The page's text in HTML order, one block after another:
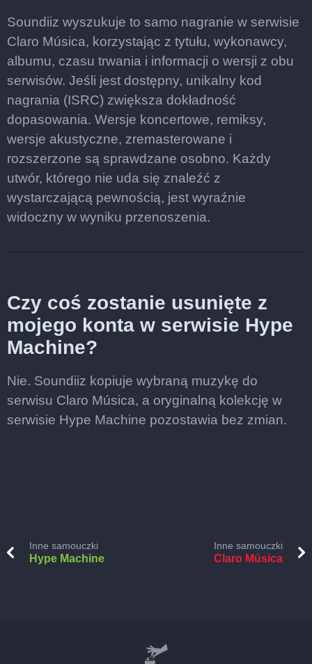
Soundiiz wyszukuje to samo nagranie w serwisie
Claro Música, korzystając z tytułu, wykonawcy,
albumu, czasu trwania i informacji o wersji z obu
serwisów. Jeśli jest dostępny, unikalny kod
nagrania (ISRC) zwiększa dokładność
dopasowania. Wersje koncertowe, remiksy,
wersje akustyczne, zremasterowane i
rozszerzone są sprawdzane osobno. Każdy
utwór, którego nie uda się znaleźć z
wystarczającą pewnością, jest wyraźnie
widoczny w wyniku przenoszenia.
Czy coś zostanie usunięte z
mojego konta w serwisie Hype
Machine?
Nie. Soundiiz kopiuje wybraną muzykę do
serwisu Claro Música, a oryginalną kolekcję w
serwisie Hype Machine pozostawia bez zmian.
Inne samouczki
Hype Machine
Inne samouczki
Claro Música